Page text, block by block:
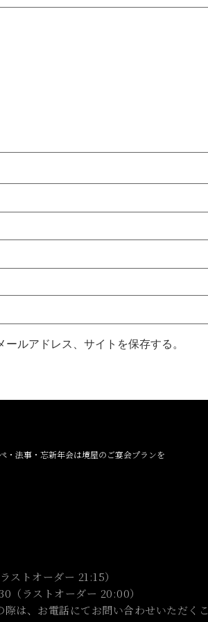
ルアドレス、サイトを保存する。
法事・忘新年会は境屋のご宴会プランを
トオーダー 21:15）
ストオーダー 20:00）
は、お電話にてお問い合わせいただくこ